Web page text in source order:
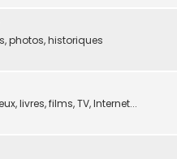
photos, historiques
livres, films, TV, Internet...